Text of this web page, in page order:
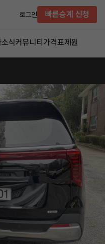
로그인 빠른승계 신청
식커뮤니티 가격표제원